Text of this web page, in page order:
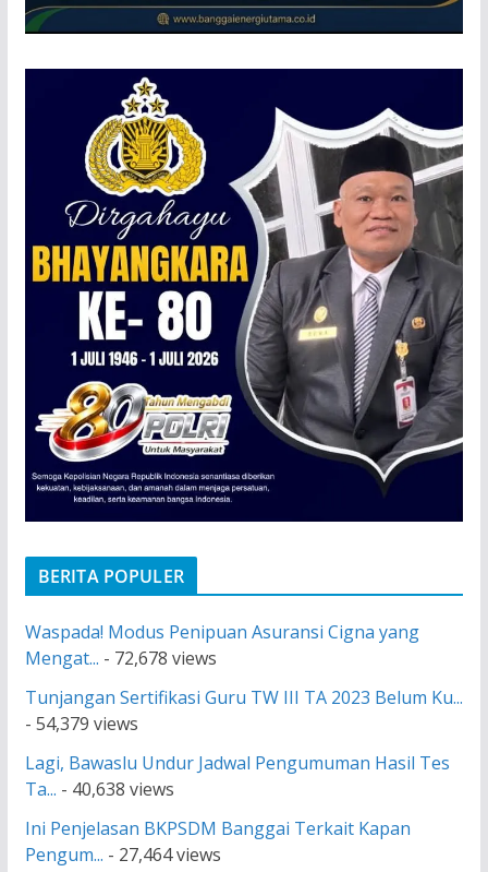
BERITA POPULER
Waspada! Modus Penipuan Asuransi Cigna yang
Mengat... - 72,678 views
Tunjangan Sertifikasi Guru TW III TA 2023 Belum Ku...
- 54,379 views
Lagi, Bawaslu Undur Jadwal Pengumuman Hasil Tes
Ta... - 40,638 views
Ini Penjelasan BKPSDM Banggai Terkait Kapan
Pengum... - 27,464 views